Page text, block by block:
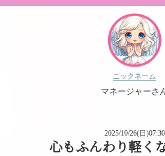
ニックネーム
マネージャーさ
2025/10/26(日)07:30
心もふんわり軽く